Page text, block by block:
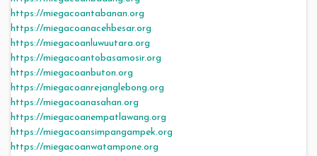
https://miegacoantabanan.org
https://miegacoanacehbesar.org
https://miegacoanluwuutara.org
https://miegacoantobasamosir.org
https://miegacoanbuton.org
https://miegacoanrejanglebong.org
https://miegacoanasahan.org
https://miegacoanempatlawang.org
https://miegacoansimpangampek.org
https://miegacoanwatampone.org